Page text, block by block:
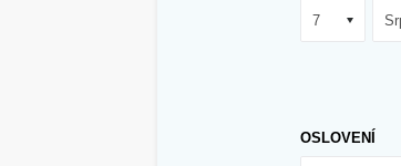
OSLOVENÍ